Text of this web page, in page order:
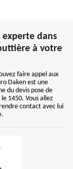
dans
à votre
faire appel aux
Daken est une
du devis pose de
1450. Vous allez
contact avec lui